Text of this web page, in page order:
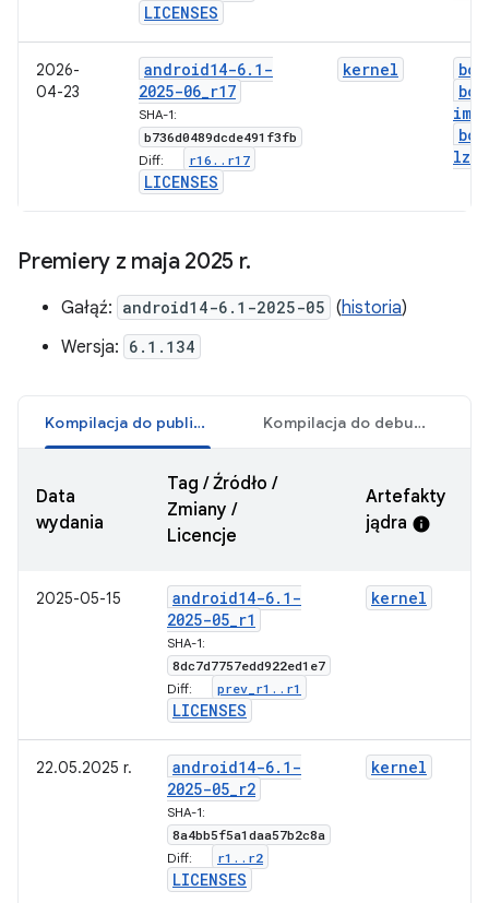
LICENSES
2026-
04-23
android14-6. 1-
2025-06_r17
SHA-1:
b736d0489dcde491f3fb
Diff: r16 . . r17
LICENSES
kernel
img
lz4
Premiery z maja 2025 r.
Gałąź: android14-6.1-2025-05 (historia)
Wersja: 6.1.134
Kompilacja do publikacji Kompilacja do debugowania
Data
wydania
Tag / Źródło /
Zmiany /
Licencje
Artefakty
jądra info
2025-05-15 android14-6. 1-
2025-05_r1
SHA-1:
8dc7d7757edd922ed1e7
Diff: prev r1 . . r1
LICENSES
kernel
22.05.2025 r. android14-6. 1-
2025-05_r2
SHA-1:
8a4bb5f5a1daa57b2c8a
Diff: r1 . . r2
LICENSES
kernel